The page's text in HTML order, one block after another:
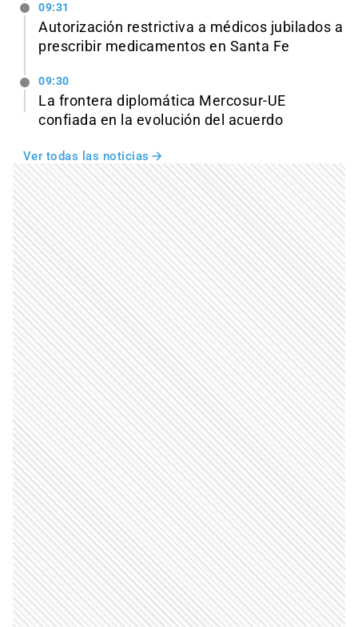
09:31
Autorización restrictiva a médicos jubilados a
prescribir medicamentos en Santa Fe
09:30
La frontera diplomática Mercosur-UE
confiada en la evolución del acuerdo
Ver todas las noticias